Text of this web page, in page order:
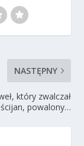
NASTĘPNY
który zwalczał
powalony…